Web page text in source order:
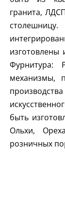
гранита,
изготовлены
Фурнитура:
механизмы,
производства
быть
Ольхи,
розничных